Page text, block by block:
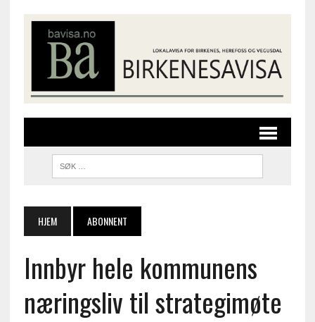
HJEM ABONNENT
Innbyr hele kommunens
næringsliv til strategimøte